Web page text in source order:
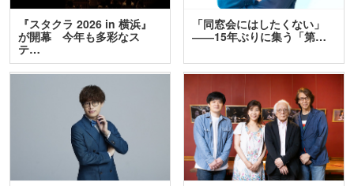
『スタクラ 2026 in 横浜』
が開幕 今年も多彩なス
テ…
「同窓会にはしたくない」
――15年ぶりに集う「第…